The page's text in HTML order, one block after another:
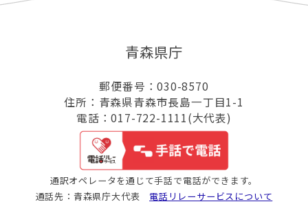
青森県庁
郵便番号：030-8570
住所：青森県青森市長島一丁目1-1
電話：017-722-1111(大代表)
通訳オペレータを通じて手話で電話ができます。
通話先：青森県庁大代表 電話リレーサービスについて